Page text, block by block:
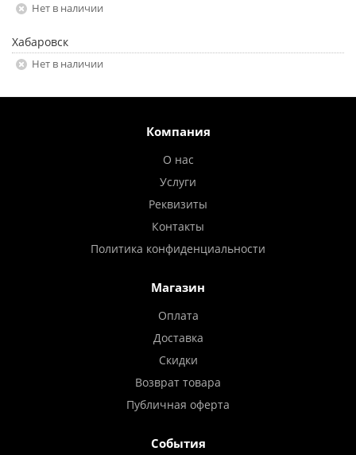
Нет в наличии
Хабаровск
Нет в наличии
Компания
О нас
Услуги
Реквизиты
Контакты
Политика конфиденциальности
Магазин
Оплата
Доставка
Скидки
Возврат товара
Публичная оферта
События